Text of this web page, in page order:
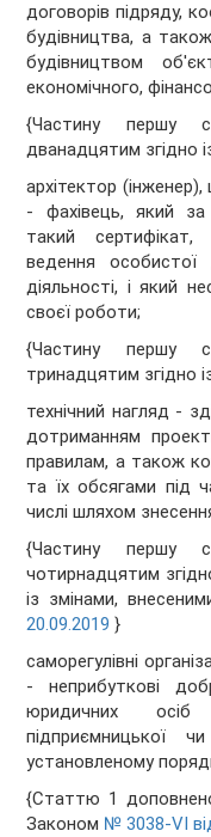
договорів підряду,
будівництва, а
будівництвом
економічного,
{Частину першу
дванадцятим згідно
архітектор
- фахівець, який за
такий
ведення особистої
діяльності, і який
своєї роботи;
{Частину першу
тринадцятим згідно
технічний нагляд -
дотриманням
правилам, а також
та їх обсягами під
числі шляхом
{Частину першу
чотирнадцятим
із змінами,
20.09.2019 }
саморегулівні
- неприбуткові
юридичних
підприємницької
установленому
{Статтю 1
Законом № 3038-VI